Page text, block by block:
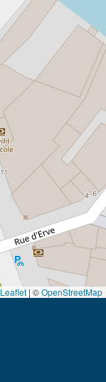
Leaflet | ©OpenStreetMap